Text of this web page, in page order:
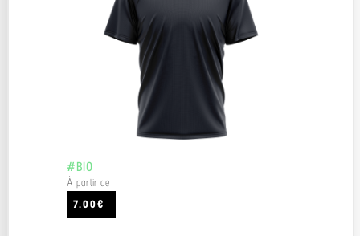
#BIO
À partir de
7.00€